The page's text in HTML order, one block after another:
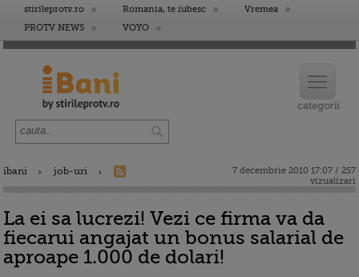
stirileprotv.ro Romania, te iubesc
Vremea
PROTV NEWS
VOYO
ibani job-uri
7 decembrie 2010 17:07 / 257
vizualizari
La ei sa lucrezi! Vezi ce firma va da
fiecarui angajat un bonus salarial de
aproape 1.000 de dolari!